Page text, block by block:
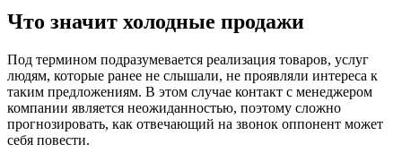
Что значит холодные продажи
Под термином подразумевается реализация товаров, услуг
людям, которые ранее не слышали, не проявляли интереса к
таким предложениям. В этом случае контакт с менеджером
компании является неожиданностью, поэтому сложно
прогнозировать, как отвечающий на звонок оппонент может
себя повести.